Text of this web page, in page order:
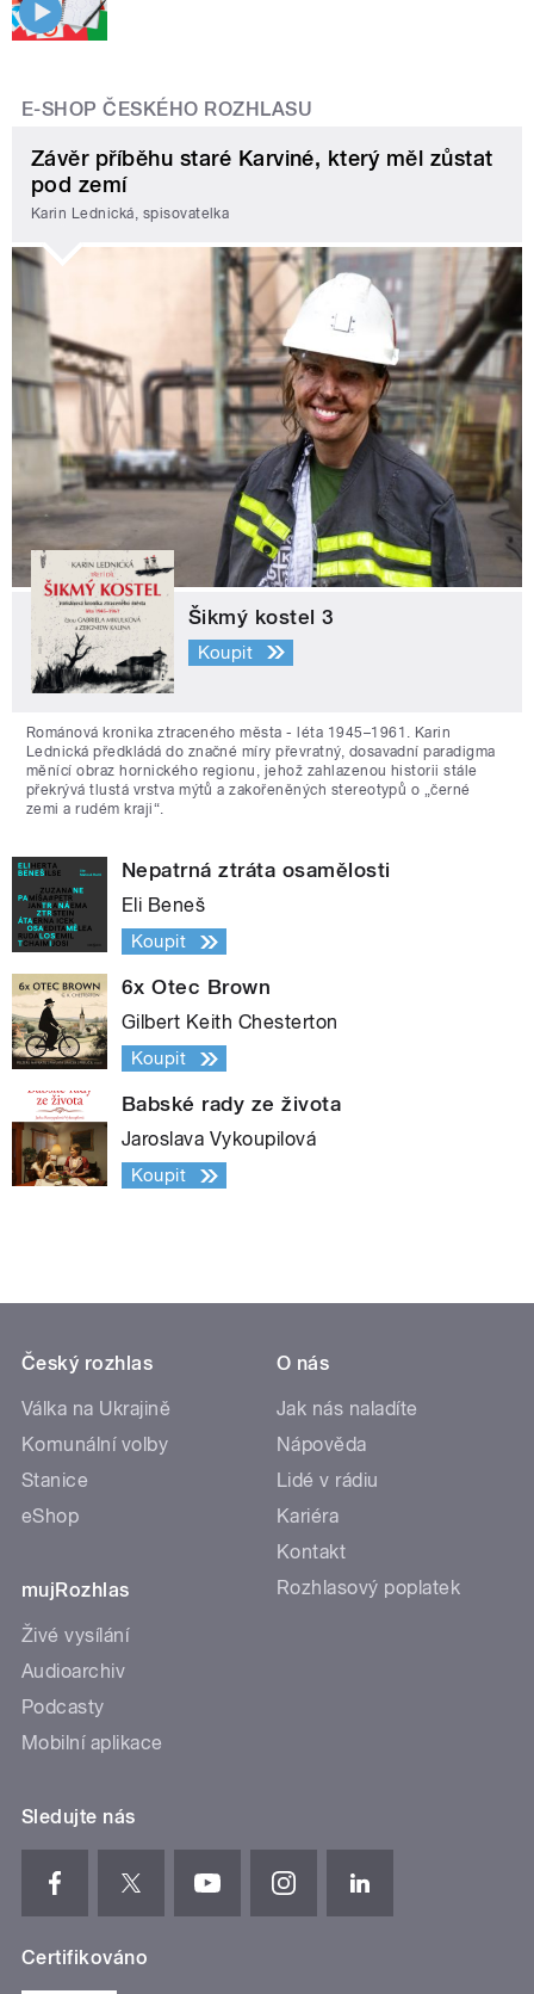
E-SHOP ČESKÉHO ROZHLASU
Závěr příběhu staré Karviné, který měl zůstat
pod zemí
Karin Lednická, spisovatelka
Šikmý kostel 3
Koupit
Románová kronika ztraceného města - léta 1945–1961. Karin
Lednická předkládá do značné míry převratný, dosavadní paradigma
měnící obraz hornického regionu, jehož zahlazenou historii stále
překrývá tlustá vrstva mýtů a zakořeněných stereotypů o „černé
zemi a rudém kraji“.
Nepatrná ztráta osamělosti
Eli Beneš
Koupit
6x Otec Brown
Gilbert Keith Chesterton
Koupit
Babské rady ze života
Jaroslava Vykoupilová
Koupit
Český rozhlas
Válka na Ukrajině
Komunální volby
Stanice
eShop
mujRozhlas
Živé vysílání
Audioarchiv
Podcasty
Mobilní aplikace
O nás
Jak nás naladíte
Nápověda
Lidé v rádiu
Kariéra
Kontakt
Rozhlasový poplatek
Sledujte nás
Certifikováno